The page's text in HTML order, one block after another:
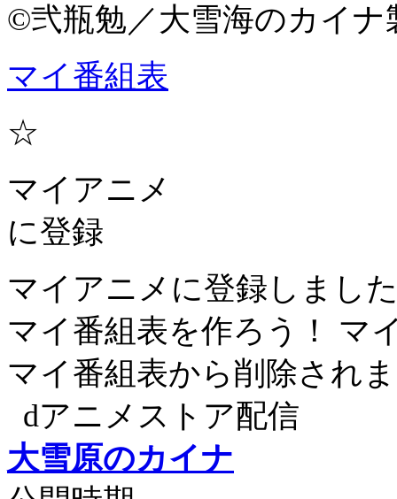
©弐瓶勉／大雪海のカイナ
マイ番組表
☆
マイアニメ
に登録
マイアニメに登録しまし
マイ番組表を作ろう！
マ
マイ番組表から削除され
dアニメストア配信
大雪原のカイナ